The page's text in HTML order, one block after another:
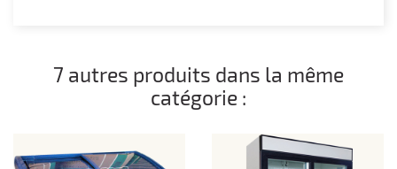
7 autres produits dans la même
catégorie :